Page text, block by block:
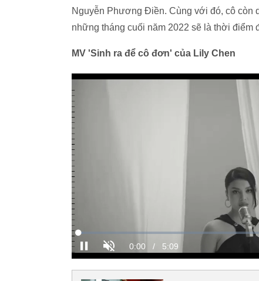
Nguyễn Phương Điền. Cùng với đó, cô còn
những tháng cuối năm 2022 sẽ là thời điểm
MV 'Sinh ra để cô đơn' của Lily Chen